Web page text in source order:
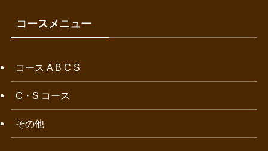
コースメニュー
コース A B C S
C・S コース
その他